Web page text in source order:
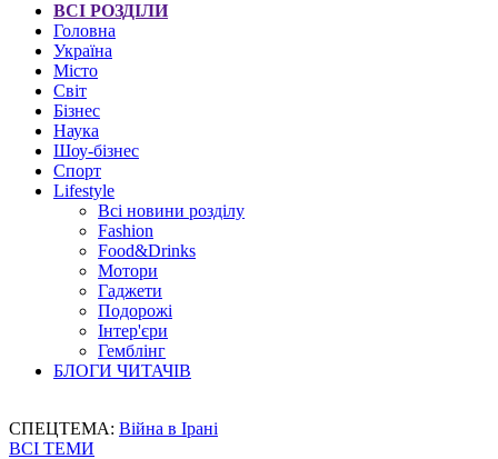
ВСІ РОЗДІЛИ
Головна
Україна
Місто
Світ
Бізнес
Наука
Шоу-бізнес
Спорт
Lifestyle
Всі новини розділу
Fashion
Food&Drinks
Мотори
Гаджети
Подорожі
Інтер'єри
Гемблінг
БЛОГИ ЧИТАЧІВ
СПЕЦТЕМА: Війна в Ірані
ВСІ ТЕМИ